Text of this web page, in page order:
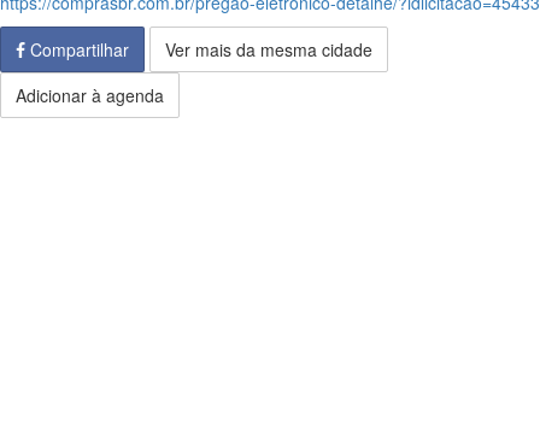
Compartilhar
Ver mais da mesma cidade
Adicionar à agenda